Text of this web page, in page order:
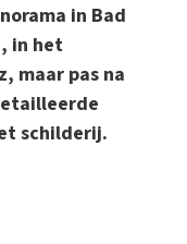
in Bad
in het
maar pas na
schilderij.